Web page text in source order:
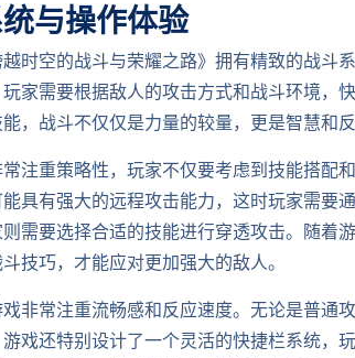
与操作体验
越时空的战斗与荣耀之路》拥有精致的战斗
家需要根据敌人的攻击方式和战斗环境，
，战斗不仅仅是力量的较量，更是智慧和反
注重策略性，玩家不仅要考虑到技能搭配
具有强大的远程攻击能力，这时玩家需要
需要选择合适的技能进行穿透攻击。随着
技巧，才能应对更加强大的敌人。
非常注重流畅感和反应速度。无论是普通
戏还特别设计了一个灵活的快捷栏系统，